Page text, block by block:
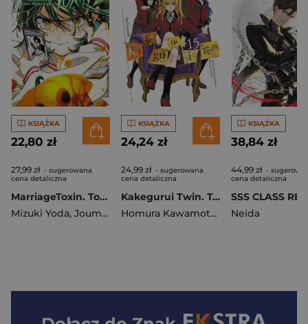
KSIĄŻKA
22,80 zł
27,99 zł - sugerowana
cena detaliczna
MarriageToxin. Tom 15
Mizuki Yoda, Joumyakun
KSIĄŻKA
24,24 zł
24,99 zł - sugerowana
cena detaliczna
Kakegurui Twin. Tom 15
Homura Kawamoto
Kei Saiki
KSIĄŻKA
38,84 zł
44,99 zł -
cena detaliczna
Neida